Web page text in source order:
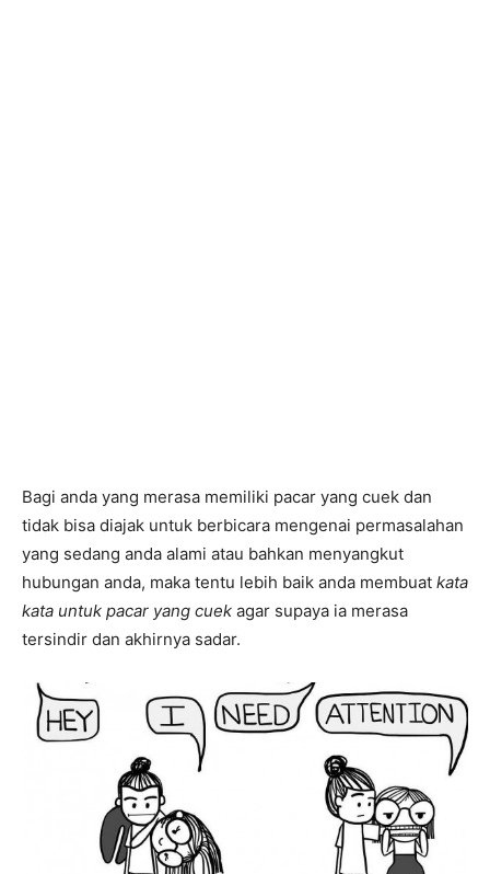
Bagi anda yang merasa memiliki pacar yang cuek dan
tidak bisa diajak untuk berbicara mengenai permasalahan
yang sedang anda alami atau bahkan menyangkut
hubungan anda, maka tentu lebih baik anda membuat kata
kata untuk pacar yang cuek agar supaya ia merasa
tersindir dan akhirnya sadar.